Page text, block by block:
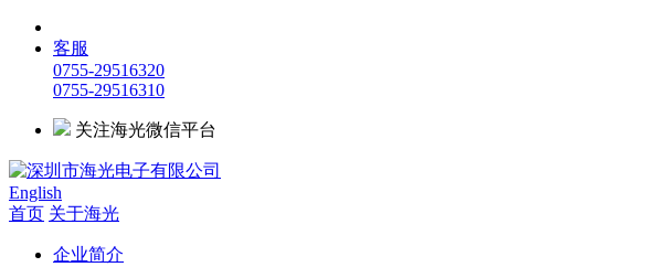
客服
0755-29516320
0755-29516310
关注海光微信平台
English
首页 关于海光
企业简介